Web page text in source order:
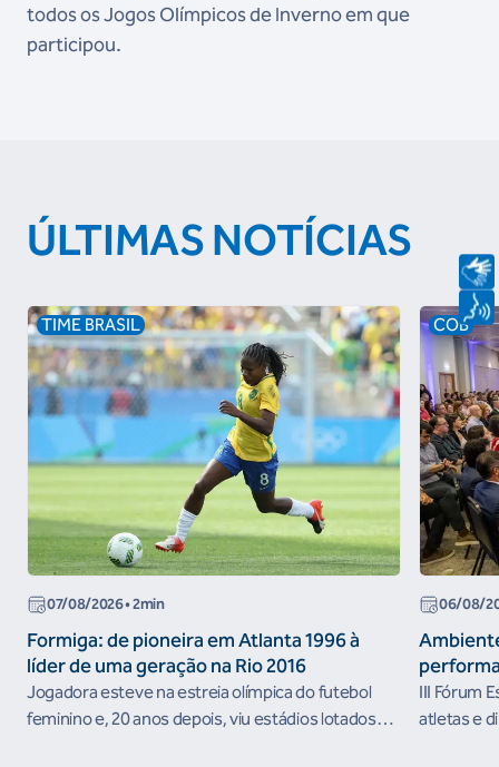
todos os Jogos Olímpicos de Inverno em que
participou.
ÚLTIMAS NOTÍCIAS
TIME BRASIL
07/08/2026• 2min
Formiga: de pioneira em Atlanta 1996 à
líder de uma geração na Rio 2016
Jogadora esteve na estreia olímpica do futebol
feminino e, 20 anos depois, viu estádios lotados
COB
06/08/
III Fórum
atletas e